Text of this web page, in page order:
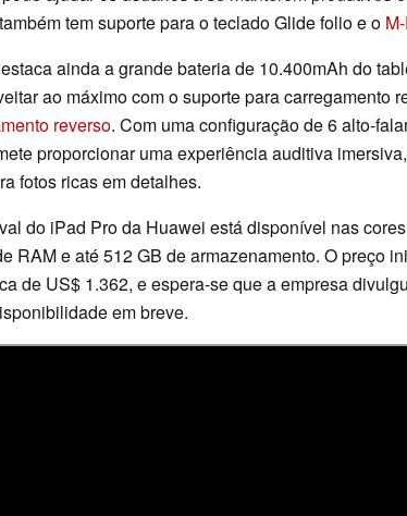
tem suporte para o teclado Glide folio e o
ainda a grande bateria de 10.400mAh do
ao máximo com o suporte para carregamento
reverso. Com uma configuração de 6 alto-
proporcionar uma experiência auditiva
fotos ricas em detalhes.
do iPad Pro da Huawei está disponível nas
RAM e até 512 GB de armazenamento. O preço
de US$ 1.362, e espera-se que a empresa
em breve.